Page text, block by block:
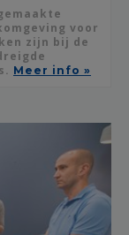
voor
zijn bij de
Meer info »